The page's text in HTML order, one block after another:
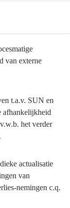
van externe
t.a.v. SUN en
afhankelijkheid
het verder
actualisatie
van
nemingen c.q.